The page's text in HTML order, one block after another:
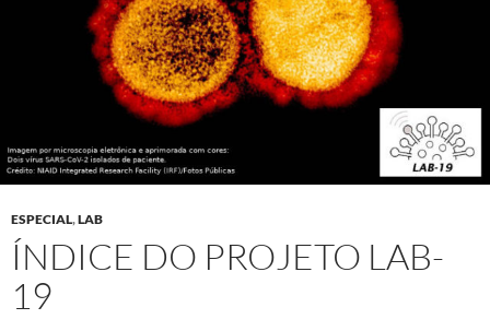
ESPECIAL,LAB
ÍNDICE DO PROJETO LAB-
19